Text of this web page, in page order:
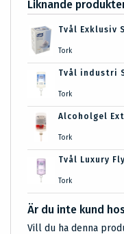
Liknande
Tvål Exklusiv
Tork
Tvål industri
Tork
Alcoholgel
Tork
Tvål Luxury
Tork
Är du inte kund
Vill du ha denna